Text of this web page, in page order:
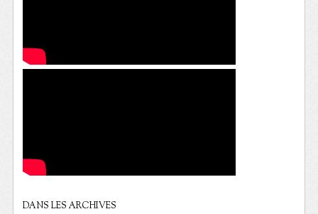
DANS LES ARCHIVES